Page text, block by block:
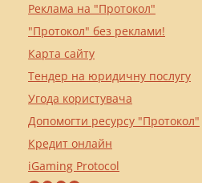
Реклама на "Протокол"
"Протокол" без реклами!
Карта сайту
Тендер на юридичну послугу
Угода користувача
Допомогти ресурсу "Протокол"
Кредит онлайн
iGaming Protocol